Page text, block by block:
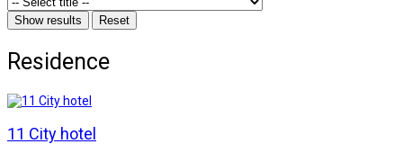
Residence
11 City hotel